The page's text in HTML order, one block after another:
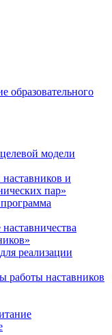
образовательного
модели
и
пар»
реализации
работы наставников